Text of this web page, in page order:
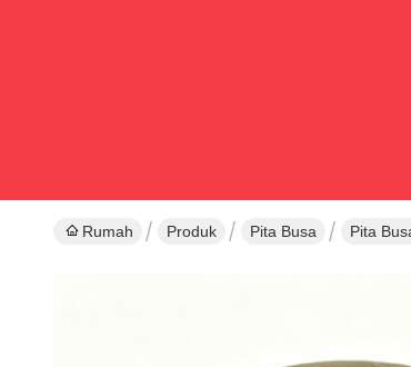
Rumah Produk Pita Busa Pita